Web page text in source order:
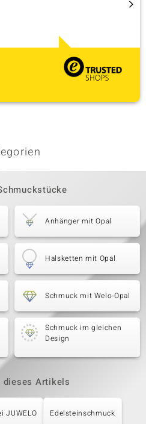
Anhänger mit Opal
Halsketten mit Opal
Schmuck mit Welo-Opal
Schmuck im gleichen
Design
dieses Artikels
JUWELO Edelsteinschmuck